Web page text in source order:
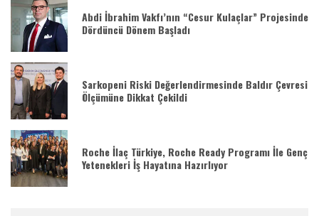
Abdi İbrahim Vakfı’nın “Cesur Kulaçlar” Projesinde
Dördüncü Dönem Başladı
Sarkopeni Riski Değerlendirmesinde Baldır Çevresi
Ölçümüne Dikkat Çekildi
Roche İlaç Türkiye, Roche Ready Programı İle Genç
Yetenekleri İş Hayatına Hazırlıyor